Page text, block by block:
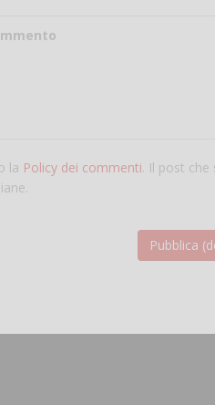
la Policy dei commenti. Il post